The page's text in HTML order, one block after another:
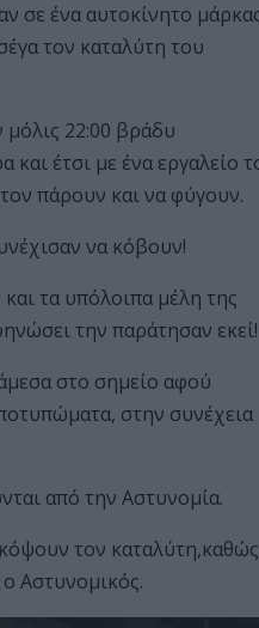
σε ένα αυτοκίνητο
τον καταλύτη του
μόλις 22:00 βράδυ
και έτσι με ένα εργαλείο
πάρουν και να φύγουν.
να κόβουν!
τα υπόλοιπα μέλη της
την παράτησαν εκεί!
στο σημείο αφού
στην συνέχεια
από την Αστυνομία.
τον καταλύτη,καθώς
Αστυνομικός.